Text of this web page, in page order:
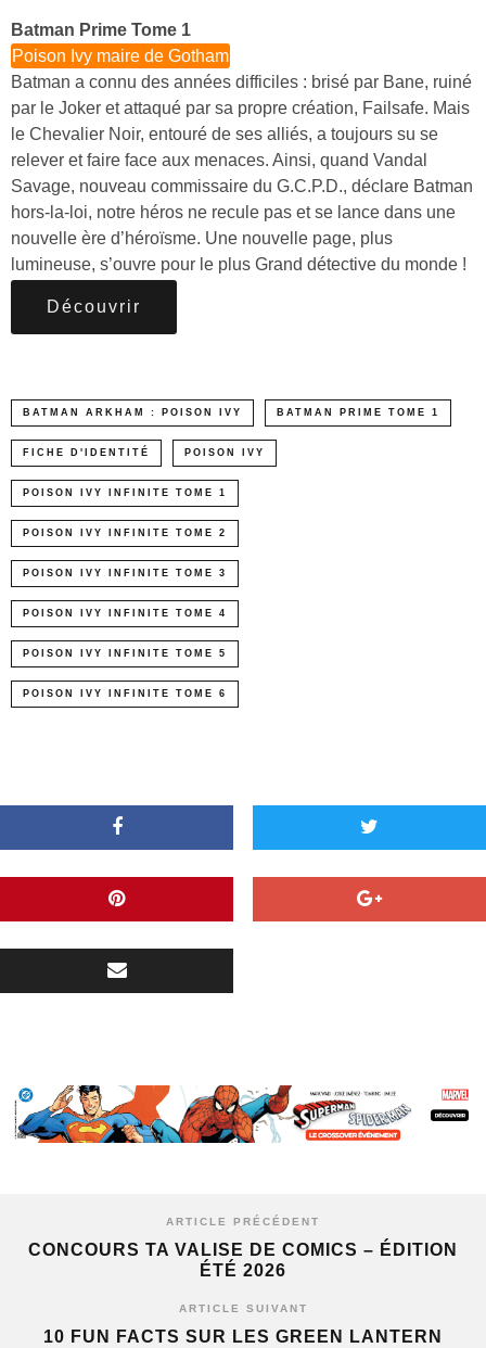
Batman Prime Tome 1
Poison Ivy maire de Gotham
Batman a connu des années difficiles : brisé par Bane, ruiné
par le Joker et attaqué par sa propre création, Failsafe. Mais
le Chevalier Noir, entouré de ses alliés, a toujours su se
relever et faire face aux menaces. Ainsi, quand Vandal
Savage, nouveau commissaire du G.C.P.D., déclare Batman
hors-la-loi, notre héros ne recule pas et se lance dans une
nouvelle ère d’héroïsme. Une nouvelle page, plus
lumineuse, s’ouvre pour le plus Grand détective du monde !
Découvrir
BATMAN ARKHAM : POISON IVY BATMAN PRIME TOME 1
FICHE D'IDENTITÉ POISON IVY
POISON IVY INFINITE TOME 1
POISON IVY INFINITE TOME 2
POISON IVY INFINITE TOME 3
POISON IVY INFINITE TOME 4
POISON IVY INFINITE TOME 5
POISON IVY INFINITE TOME 6
ARTICLE PRÉCÉDENT
CONCOURS TA VALISE DE COMICS – ÉDITION
ÉTÉ 2026
ARTICLE SUIVANT
10 FUN FACTS SUR LES GREEN LANTERN